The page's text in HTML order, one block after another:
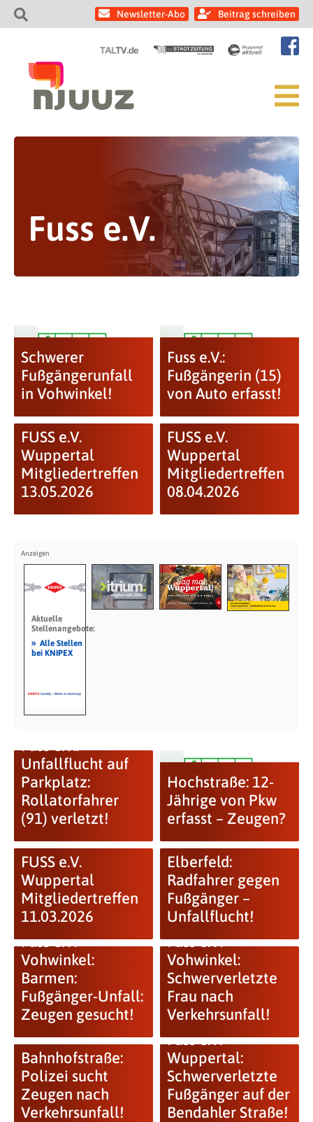
Newsletter-Abo Beitrag schreiben
Fuss e.V.
Schwerer
Fußgängerunfall
in Vohwinkel!
Fuss e.V.:
Fußgängerin (15)
von Auto erfasst!
FUSS e.V.
Wuppertal
Mitgliedertreffen
13.05.2026
FUSS e.V.
Wuppertal
Mitgliedertreffen
08.04.2026
Aktuelle
Stellenangebote:
» Alle Stellen
bei KNIPEX
Unfallflucht auf
Parkplatz:
Rollatorfahrer
(91) verletzt!
Hochstraße: 12-
Jährige von Pkw
erfasst – Zeugen?
FUSS e.V.
Wuppertal
Mitgliedertreffen
11.03.2026
Elberfeld:
Radfahrer gegen
Fußgänger –
Unfallflucht!
Fuss e.V:
Vohwinkel:
Barmen:
Fußgänger-Unfall:
Zeugen gesucht!
Fuss e.V:
Vohwinkel:
Schwerverletzte
Frau nach
Verkehrsunfall!
Bahnhofstraße:
Polizei sucht
Zeugen nach
Verkehrsunfall!
Fuss e.V.
Wuppertal:
Schwerverletzte
Fußgänger auf der
Bendahler Straße!